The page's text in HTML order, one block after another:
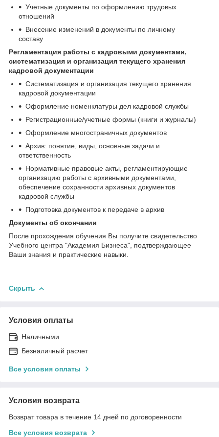
Учетные документы по оформлению трудовых
отношений
Внесение изменений в документы по личному
составу
Регламентация работы с кадровыми документами,
систематизация и организация текущего хранения
кадровой документации
Систематизация и организация текущего хранения
кадровой документации
Оформление номенклатуры дел кадровой службы
Регистрационные/учетные формы (книги и журналы)
Оформление многостраничных документов
Архив: понятие, виды, основные задачи и
ответственность
Нормативные правовые акты, регламентирующие
организацию работы с архивными документами,
обеспечение сохранности архивных документов
кадровой службы
Подготовка документов к передаче в архив
Документы об окончании
После прохождения обучения Вы получите свидетельство
Учебного центра "Академия Бизнеса", подтверждающее
Ваши знания и практические навыки.
Скрыть
Условия оплаты
Наличными
Безналичный расчет
Все условия оплаты
Условия возврата
Возврат товара в течение 14 дней по договоренности
Все условия возврата